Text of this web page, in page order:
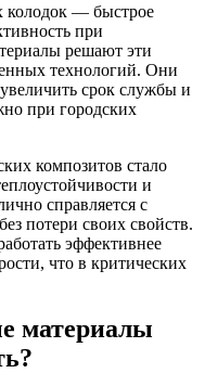
колодок — быстрое
при
решают эти
технологий. Они
срок службы и
при городских
композитов стало
и
справляется с
потери своих свойств.
эффективнее
что в критических
материалы